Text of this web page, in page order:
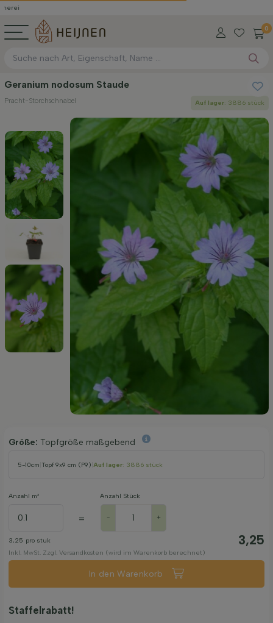
0
Geranium nodosum Staude
Pracht-Storchschnabel Auf lager: 3886 stück
Größe: Topfgröße maßgebend
5-10cm Topf 9x9 cm (P9) Auf lager: 3886 stück
Anzahl m²
=
Anzahl Stück
- +
3,25 pro stuk 3,25
Inkl. MwSt. Zzgl. Versandkosten (wird im Warenkorb berechnet)
In den Warenkorb
Staffelrabatt!